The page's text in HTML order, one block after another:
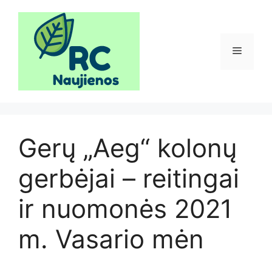
Meniu
Gerų „Aeg“ kolonų
gerbėjai – reitingai
ir nuomonės 2021
m. Vasario mėn